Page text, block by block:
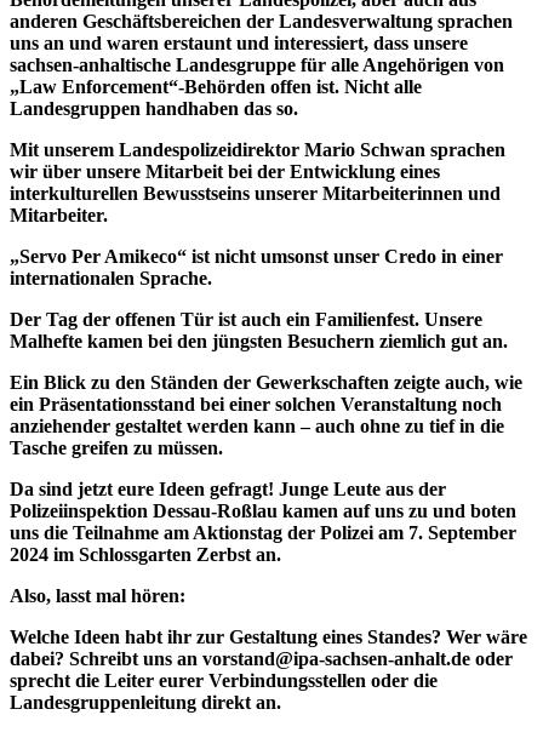
anderen Geschäftsbereichen der Landesverwaltung sprachen
uns an und waren erstaunt und interessiert, dass unsere
sachsen-anhaltische Landesgruppe für alle Angehörigen von
„Law Enforcement“-Behörden offen ist. Nicht alle
Landesgruppen handhaben das so.
Mit unserem Landespolizeidirektor Mario Schwan sprachen
wir über unsere Mitarbeit bei der Entwicklung eines
interkulturellen Bewusstseins unserer Mitarbeiterinnen und
Mitarbeiter.
„Servo Per Amikeco“ ist nicht umsonst unser Credo in einer
internationalen Sprache.
Der Tag der offenen Tür ist auch ein Familienfest. Unsere
Malhefte kamen bei den jüngsten Besuchern ziemlich gut an.
Ein Blick zu den Ständen der Gewerkschaften zeigte auch, wie
ein Präsentationsstand bei einer solchen Veranstaltung noch
anziehender gestaltet werden kann – auch ohne zu tief in die
Tasche greifen zu müssen.
Da sind jetzt eure Ideen gefragt! Junge Leute aus der
Polizeiinspektion Dessau-Roßlau kamen auf uns zu und boten
uns die Teilnahme am Aktionstag der Polizei am 7. September
2024 im Schlossgarten Zerbst an.
Also, lasst mal hören:
Welche Ideen habt ihr zur Gestaltung eines Standes? Wer wäre
dabei? Schreibt uns an vorstand@ipa-sachsen-anhalt.de oder
sprecht die Leiter eurer Verbindungsstellen oder die
Landesgruppenleitung direkt an.